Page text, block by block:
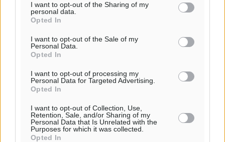
I want to opt-out of the Sharing of my
personal data.
Opted In
I want to opt-out of the Sale of my
Personal Data.
Opted In
I want to opt-out of processing my
Personal Data for Targeted Advertising.
Opted In
I want to opt-out of Collection, Use,
Retention, Sale, and/or Sharing of my
Personal Data that Is Unrelated with the
Purposes for which it was collected.
Opted In